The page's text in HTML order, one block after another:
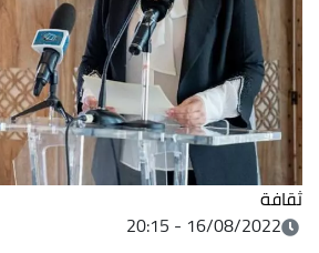
ثقافة
16/08/2022 - 20:15